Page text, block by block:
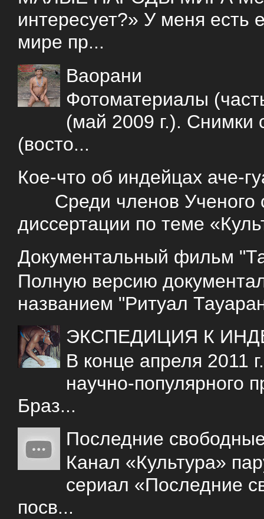
интересует?» У меня есть
мире пр...
Ваорани
Фотоматериалы
(май 2009 г.). Снимки
(восто...
Кое-что об индейцах аче-
Среди членов Ученого
диссертации по теме
Документальный фильм
Полную версию
названием "Ритуал
ЭКСПЕДИЦИЯ К
В конце апреля 2011
научно-популярного
Браз...
Последние
Канал «Культура»
сериал «Последние
посв...